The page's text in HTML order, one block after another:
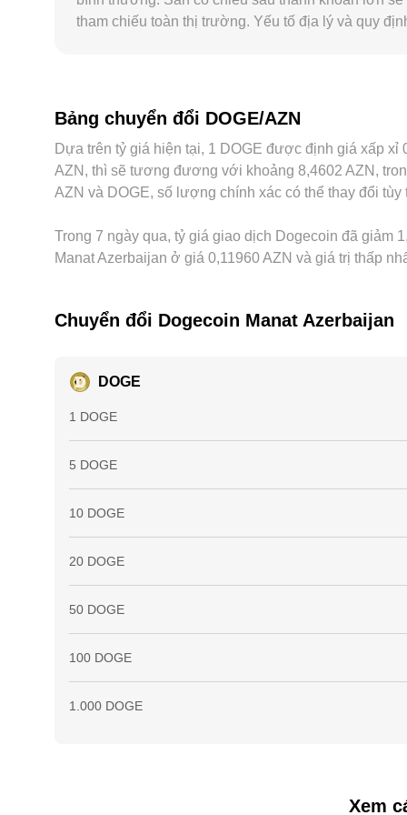
tham chiếu toàn thị trường. Yếu tố địa lý và quy
tài sản, giới hạn rút nạp, và rủi ro thị trường.
Bảng chuyển đổi DOGE/AZN
Dựa trên tỷ giá hiện tại, 1 DOGE được định giá xấp
AZN, thì sẽ tương đương với khoảng 8,4602 AZN,
AZN và DOGE, số lượng chính xác có thể thay đổi
Trong 7 ngày qua, tỷ giá giao dịch Dogecoin đã giảm
Manat Azerbaijan ở giá 0,11960 AZN và giá trị thấp
Chuyển đổi Dogecoin Manat Azerbaijan
DOGE
1 DOGE
5 DOGE
10 DOGE
20 DOGE
50 DOGE
100 DOGE
1.000 DOGE
Xem